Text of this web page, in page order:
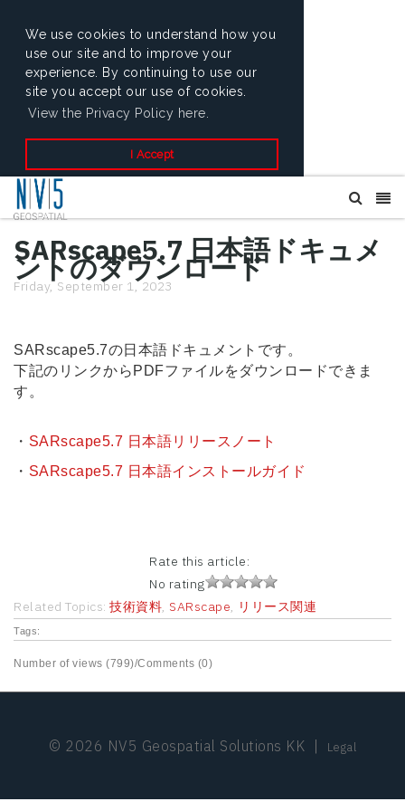
We use cookies to understand how you
use our site and to improve your
experience. By continuing to use our
site you accept our use of cookies.
View the Privacy Policy here.
I Accept
SARscape5.7 日本語ドキュメ
ントのダウンロード
Friday, September 1, 2023
SARscape5.7の日本語ドキュメントです。
下記のリンクからPDFファイルをダウンロードできま
す。
・ SARscape5.7 日本語リリースノート
・ SARscape5.7 日本語インストールガイド
Rate this article:
No rating
Related Topics: 技術資料, SARscape, リリース関連
Tags:
Number of views (799)/Comments (0)
© 2026 NV5 Geospatial Solutions KK Legal